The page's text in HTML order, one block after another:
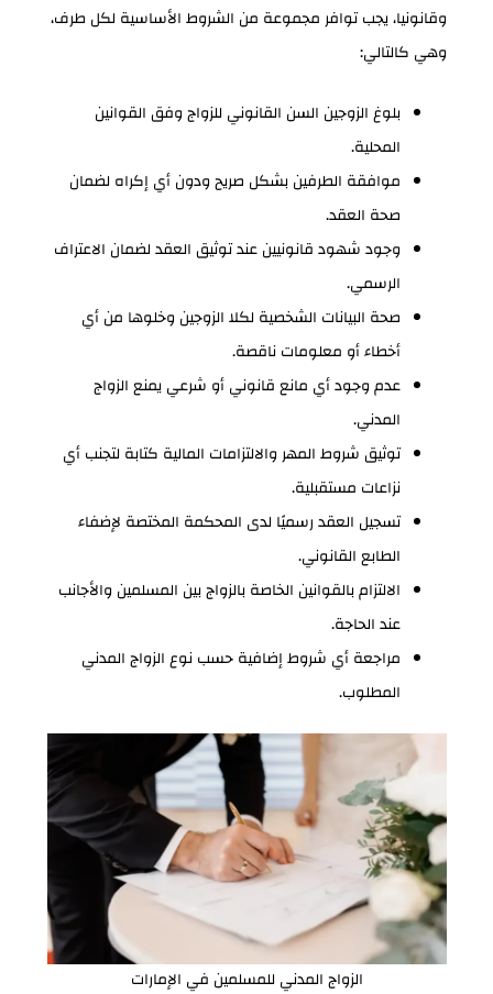
وقانونيا، يجب توافر مجموعة من الشروط الأساسية لكل طرف،
وهي كالتالي:
بلوغ الزوجين السن القانوني للزواج وفق القوانين
المحلية.
موافقة الطرفين بشكل صريح ودون أي إكراه لضمان
صحة العقد.
وجود شهود قانونيين عند توثيق العقد لضمان الاعتراف
الرسمي.
صحة البيانات الشخصية لكلا الزوجين وخلوها من أي
أخطاء أو معلومات ناقصة.
عدم وجود أي مانع قانوني أو شرعي يمنع الزواج
المدني.
توثيق شروط المهر والالتزامات المالية كتابة لتجنب أي
نزاعات مستقبلية.
تسجيل العقد رسميًا لدى المحكمة المختصة لإضفاء
الطابع القانوني.
الالتزام بالقوانين الخاصة بالزواج بين المسلمين والأجانب
عند الحاجة.
مراجعة أي شروط إضافية حسب نوع الزواج المدني
المطلوب.
الزواج المدني للمسلمين في الإمارات